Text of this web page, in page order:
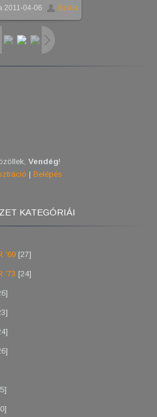
2011-04-06 Szikla
Vendég!
| Belépés
KATEGÓRIÁI
'69 [27]
'73 [24]